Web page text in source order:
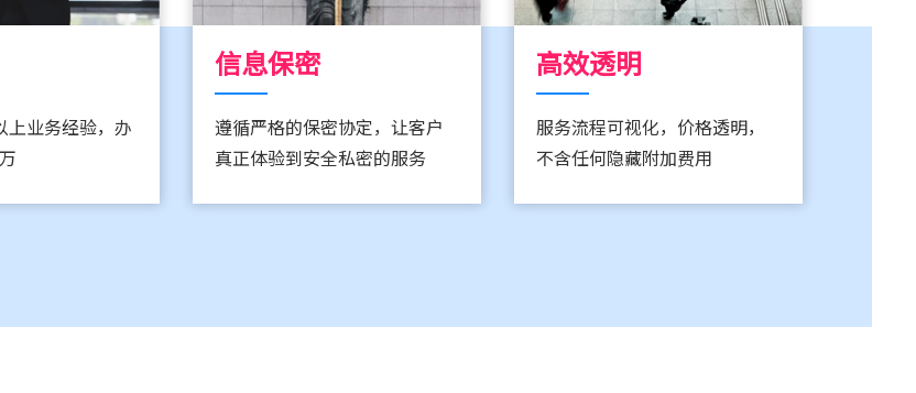
上业务经验，办
信息保密
遵循严格的保密协定，让客户
真正体验到安全私密的服务
高效透明
服务流程可视化，价格透明，
不含任何隐藏附加费用